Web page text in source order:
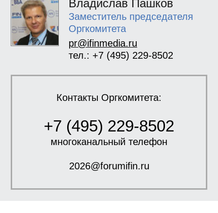
Владислав Пашков
Заместитель председателя
Оргкомитета
pr@ifinmedia.ru
тел.: +7 (495) 229-8502
Контакты Оргкомитета:
+7 (495) 229-8502
многоканальный телефон
2026@forumifin.ru